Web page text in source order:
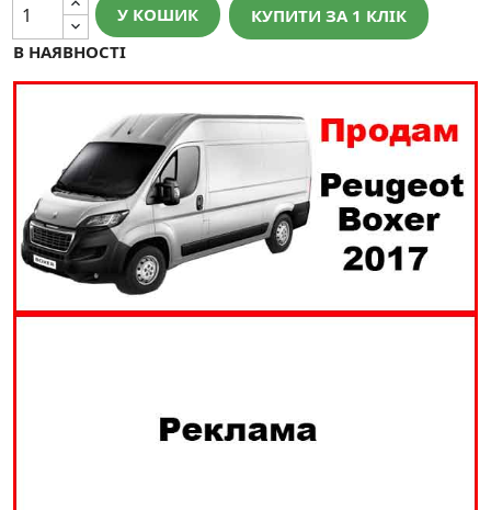
У КОШИК
КУПИТИ ЗА 1 КЛIК
В НАЯВНОСТІ